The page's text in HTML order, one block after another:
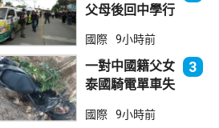
父母後回中學行
死23傷
國際 9小時前
一對中國籍父女
泰國騎電單車失
傷
3
國際 9小時前